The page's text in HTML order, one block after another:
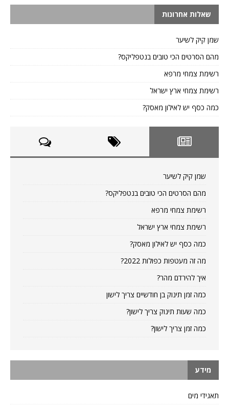
שאלות אחרונות
שמן קיק לשיער
מהם הסרטים הכי טובים בנטפליקס?
רשימת צמחי מרפא
רשימת צמחי ארץ ישראל
כמה כסף יש לאילון מאסק?
שמן קיק לשיער
מהם הסרטים הכי טובים בנטפליקס?
רשימת צמחי מרפא
רשימת צמחי ארץ ישראל
כמה כסף יש לאילון מאסק?
מה זה מעטפות כפולות 2022?
איך להירדם מהר?
כמה זמן תינוק בן חודשיים צריך לישון
כמה שעות תינוק צריך לישון?
כמה זמן צריך לישון?
מידע
תאגידי מים